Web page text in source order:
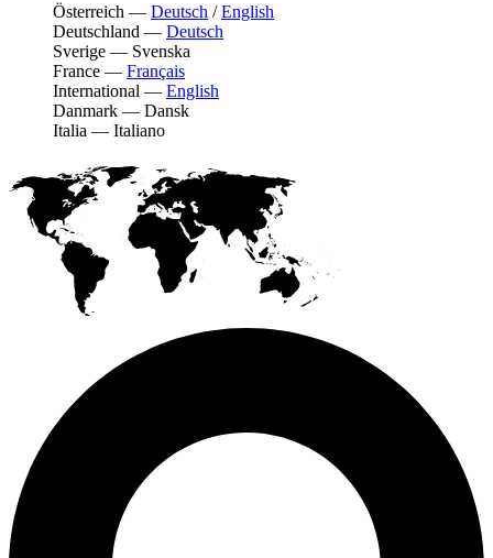
Österreich — Deutsch /English
Deutschland — Deutsch
Sverige — Svenska
France — Français
International — English
Danmark — Dansk
Italia — Italiano